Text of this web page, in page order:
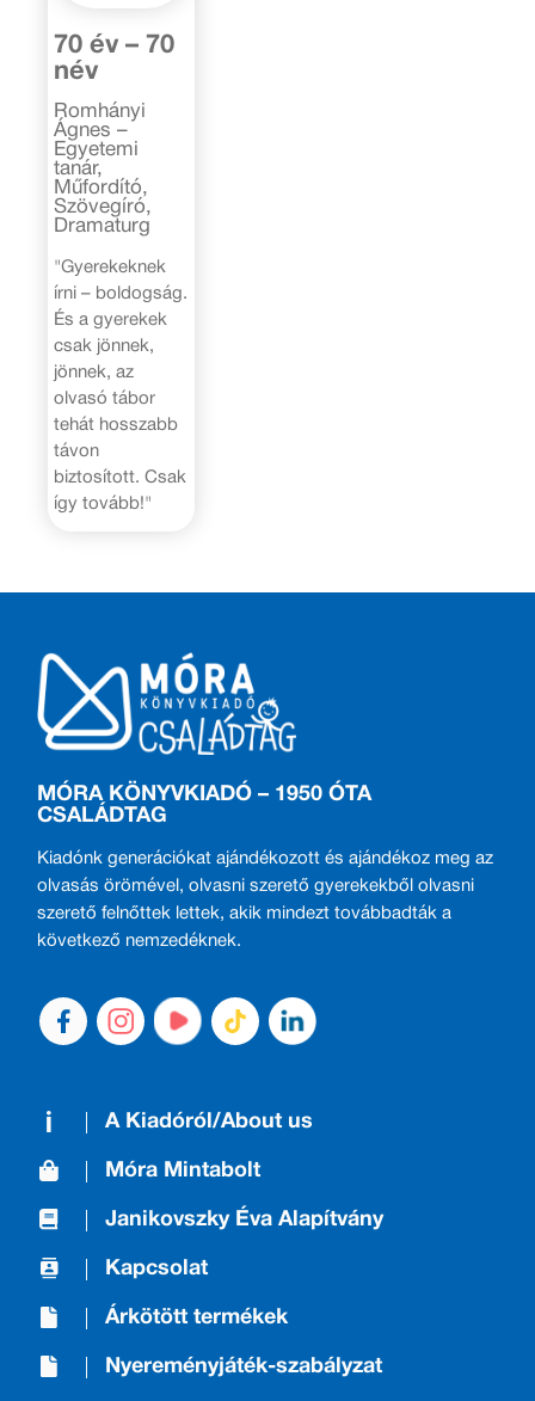
70 év – 70
név
Romhányi
Ágnes –
Egyetemi
tanár,
Műfordító,
Szövegíró,
Dramaturg
"Gyerekeknek
írni – boldogság.
És a gyerekek
csak jönnek,
jönnek, az
olvasó tábor
tehát hosszabb
távon
biztosított. Csak
így tovább!"
MÓRA KÖNYVKIADÓ – 1950 ÓTA
CSALÁDTAG
Kiadónk generációkat ajándékozott és ajándékoz meg az
olvasás örömével, olvasni szerető gyerekekből olvasni
szerető felnőttek lettek, akik mindezt továbbadták a
következő nemzedéknek.
A Kiadóról/About us
Móra Mintabolt
Janikovszky Éva Alapítvány
Kapcsolat
Árkötött termékek
Nyereményjáték-szabályzat